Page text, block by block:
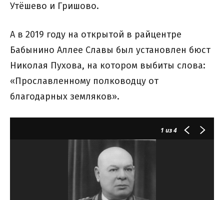
Утёшево и Гришово.
А в 2019 году на открытой в райцентре
Бабынино Аллее Славы был установлен бюст
Николая Пухова, на котором выбиты слова:
«Прославленному полководцу от
благодарных земляков».
1 из 4